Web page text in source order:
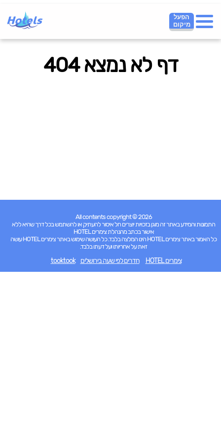
הפעל
מיקום
דף לא נמצא 404
All contents copyright © 2026
התמונות והמידע באתר זה מוגן בזכויות יוצרים חל איסור להעתיק או להשתמש בכל דרך שהיא ללא
אישור בכתב מהנהלת צימרים HOTEL
כל האמור באתר צימרים HOTEL הינו המלצה בלבד. כל העושה שימוש באתר צימרים HOTEL עושה
זאת על אחריותו ועל דעתו בלבד.
צימרים HOTEL חדרים לפי שעה בירושלים tooktook